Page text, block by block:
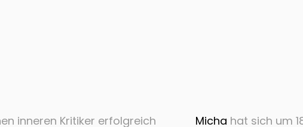
inneren Kritiker erfolgreich
Micha hat sich um